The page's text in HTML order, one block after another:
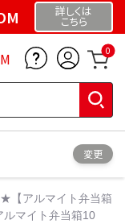
詳しくは
こちら
0
変更
★【アルマイト弁当箱
マイト弁当箱10